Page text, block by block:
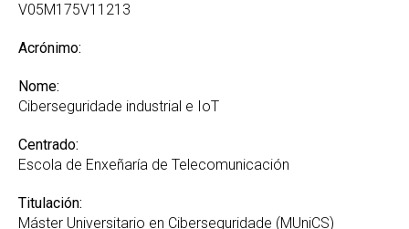
V05M175V11213
Acrónimo:
Nome:
Ciberseguridade industrial e IoT
Centrado:
Escola de Enxeñaría de Telecomunicación
Titulación:
Máster Universitario en Ciberseguridade (MUniCS)